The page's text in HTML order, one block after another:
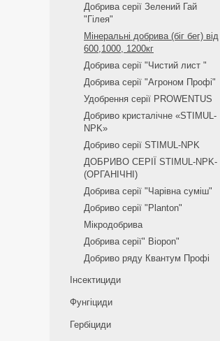
Добрива серії Зелений Гай
"Гілея"
Мінеральні добрива (біг бег) від
600,1000, 1200кг
Добрива серії "Чистий лист "
Добрива серії "Агроном Профі"
Удобрення серії PROWENTUS
Добриво кристалічне «STIMUL-
NPK»
Добриво серії STIMUL-NPK
ДОБРИВО СЕРІЇ STIMUL-NPK-
(ОРГАНІЧНІ)
Добрива серії "Чарівна суміш"
Добриво серії "Planton"
Мікродобрива
Добрива серії" Biopon"
Добриво ряду Квантум Профі
Інсектициди
Фунгіциди
Гербіциди